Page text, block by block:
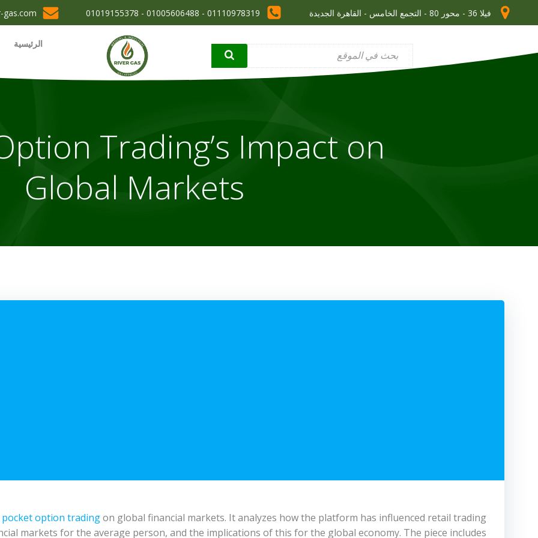
فيلا 36 - محور 80 - التجمع الخامس - القاهرة الجديدة 01110978319 - 01005606488 - 01019155378
gas.com
الرئيسية
Trading’s Impact on
Global Markets
pocket option tradingon global financial markets. It analyzes how the platform has influenced retail trading
markets for the average person, and the implications of this for the global economy. The piece includes